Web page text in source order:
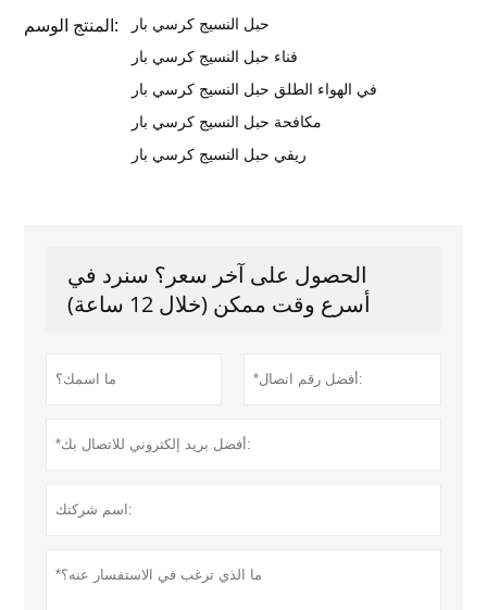
المنتج الوسم:
حبل النسيج كرسي بار
فناء حبل النسيج كرسي بار
في الهواء الطلق حبل النسيج كرسي بار
مكافحة حبل النسيج كرسي بار
ريفي حبل النسيج كرسي بار
الحصول على آخر سعر؟ سنرد في
أسرع وقت ممكن (خلال 12 ساعة)